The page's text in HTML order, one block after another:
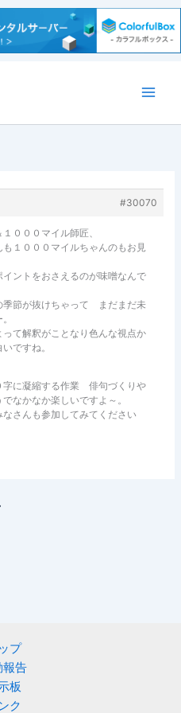
#30070
０００マイル師匠、
も１０００マイルちゃんのもお見
イントをおさえるのが味噌なんで
季節が抜けちゃって まだまだ未
って解釈がことなり色んな視点か
ですね。
字に凝縮する作業 俳句づくりや
なかなか楽しいですよ～。
なさんも参加してみてください
プ
報告
板
ク